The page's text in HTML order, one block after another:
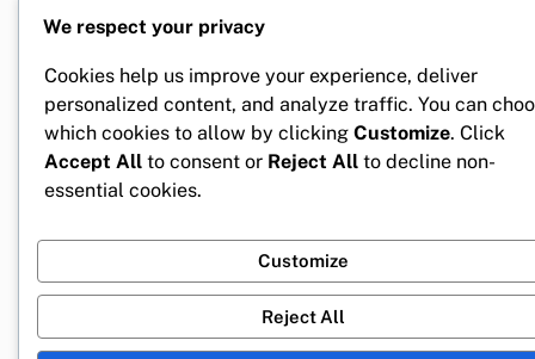
We respect your privacy
Cookies help us improve your experience, deliver
personalized content, and analyze traffic. You can
which cookies to allow by clicking Customize. Click
Accept All to consent or Reject All to decline non-
essential cookies.
Customize
Reject All